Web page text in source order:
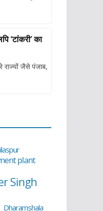
जैसे पंजाब,
plant
Singh
Dharamshala